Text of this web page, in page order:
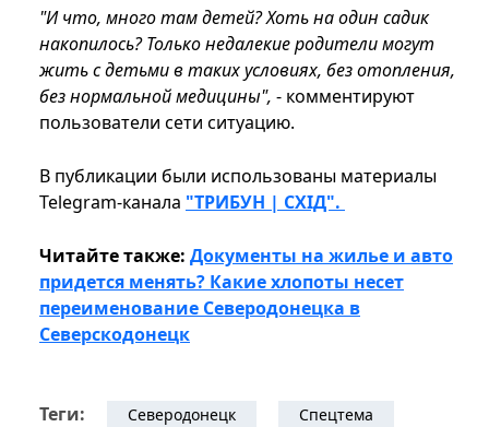
"И что, много там детей? Хоть на один садик
накопилось? Только недалекие родители могут
жить с детьми в таких условиях, без отопления,
без нормальной медицины", - комментируют
пользователи сети ситуацию.
В публикации были использованы материалы
Telegram-канала "ТРИБУН | СХІД".
Читайте также: Документы на жилье и авто
придется менять? Какие хлопоты несет
переименование Северодонецка в
Северскодонецк
Теги: Северодонецк
Спецтема